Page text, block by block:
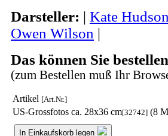
Darsteller: | Kate
Owen Wilson |
Das können Sie
(zum Bestellen muß Ihr
Artikel [Art.Nr.]
US-Grossfotos ca. 28x36 cm[32742] (8
In Einkaufskorb legen